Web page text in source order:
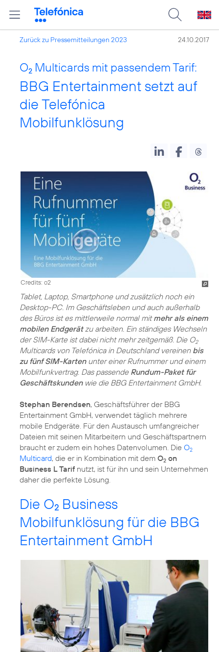
Zurück zu Pressemitteilungen 2023 24.10.2017
O2 Multicards mit passendem Tarif:
BBG Entertainment setzt auf
die Telefónica
Mobilfunklösung
Credits: o2
Tablet, Laptop, Smartphone und zusätzlich noch ein
Desktop-PC. Im Geschäftsleben und auch außerhalb
des Büros ist es mittlerweile normal mitmehr als einem
mobilen Endgerätzu arbeiten. Ein ständiges Wechseln
der SIM-Karte ist dabei nicht mehr zeitgemäß. Die O2
Multicards von Telefónica in Deutschland vereinen bis
zu fünf SIM-Kartenunter einer Rufnummer und einem
Mobilfunkvertrag. Das passende Rundum-Paket für
Geschäftskundenwie die BBG Entertainment GmbH.
Stephan Berendsen, Geschäftsführer der BBG
Entertainment GmbH, verwendet täglich mehrere
mobile Endgeräte. Für den Austausch umfangreicher
Dateien mit seinen Mitarbeitern und Geschäftspartnern
braucht er zudem ein hohes Datenvolumen. Die O2
Multicard, die er in Kombination mit dem O2 on
Business L Tarif nutzt, ist für ihn und sein Unternehmen
daher die perfekte Lösung.
Die O2 Business
Mobilfunklösung für die BBG
Entertainment GmbH